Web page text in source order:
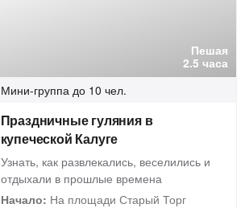
Пешая
2.5 часа
Мини-группа до 10 чел.
Праздничные гуляния в
купеческой Калуге
Узнать, как развлекались, веселились и
отдыхали в прошлые времена
Начало: На площади Старый Торг